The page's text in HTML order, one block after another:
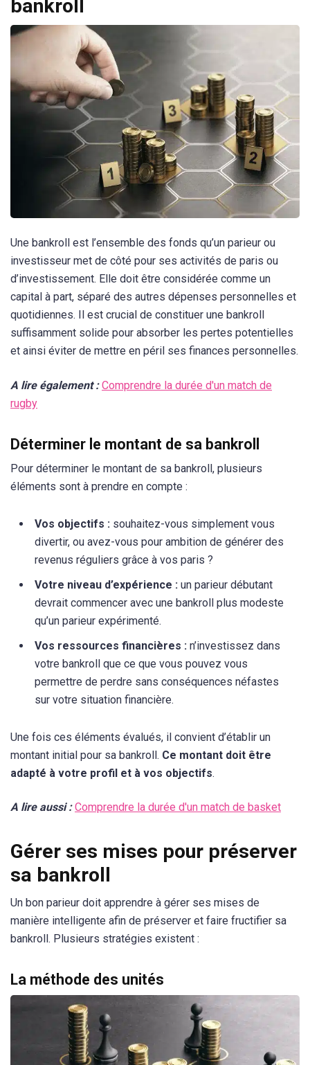
bankroll
Une bankroll est l’ensemble des fonds qu’un parieur ou
investisseur met de côté pour ses activités de paris ou
d’investissement. Elle doit être considérée comme un
capital à part, séparé des autres dépenses personnelles et
quotidiennes. Il est crucial de constituer une bankroll
suffisamment solide pour absorber les pertes potentielles
et ainsi éviter de mettre en péril ses finances personnelles.
A lire également : Comprendre la durée d'un match de
rugby
Déterminer le montant de sa bankroll
Pour déterminer le montant de sa bankroll, plusieurs
éléments sont à prendre en compte :
Vos objectifs : souhaitez-vous simplement vous
divertir, ou avez-vous pour ambition de générer des
revenus réguliers grâce à vos paris ?
Votre niveau d’expérience : un parieur débutant
devrait commencer avec une bankroll plus modeste
qu’un parieur expérimenté.
Vos ressources financières : n’investissez dans
votre bankroll que ce que vous pouvez vous
permettre de perdre sans conséquences néfastes
sur votre situation financière.
Une fois ces éléments évalués, il convient d’établir un
montant initial pour sa bankroll. Ce montant doit être
adapté à votre profil et à vos objectifs.
A lire aussi : Comprendre la durée d'un match de basket
Gérer ses mises pour préserver
sa bankroll
Un bon parieur doit apprendre à gérer ses mises de
manière intelligente afin de préserver et faire fructifier sa
bankroll. Plusieurs stratégies existent :
La méthode des unités